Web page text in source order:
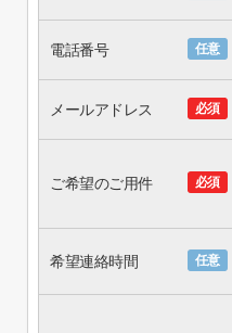
任意
電話番号
必須
メールアドレス
必須
ご希望のご用件
任意
希望連絡時間